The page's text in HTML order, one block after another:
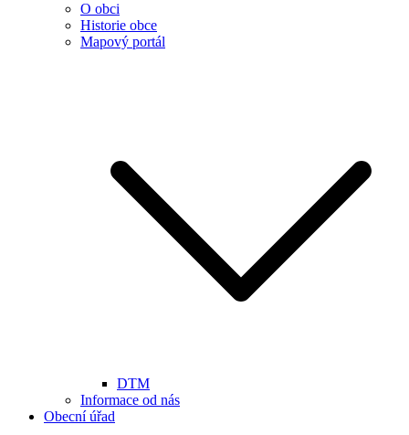
O obci
Historie obce
Mapový portál
DTM
Informace od nás
Obecní úřad